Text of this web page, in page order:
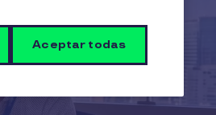
Aceptar todas